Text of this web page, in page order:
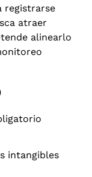
registrarse
atraer
alinearlo
intangibles